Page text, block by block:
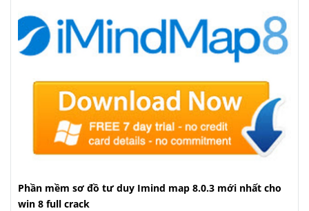
Phần mềm sơ đồ tư duy Imind map 8.0.3 mới nhất cho
win 8 full crack